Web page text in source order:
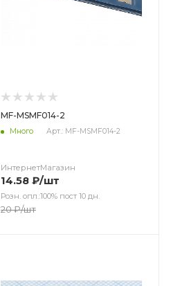
MF-MSMF014-2
Много Арт.: MF-MSMF014-2
ИнтернетМагазин
14.58 ₽/шт
Розн. опл.:100% пост 10 дн.
20₽/шт